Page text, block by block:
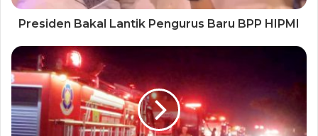
Presiden Bakal Lantik Pengurus Baru BPP HIPMI